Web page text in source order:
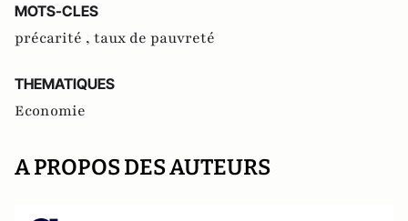
MOTS-CLES
précarité , taux de pauvreté
THEMATIQUES
Economie
A PROPOS DES AUTEURS